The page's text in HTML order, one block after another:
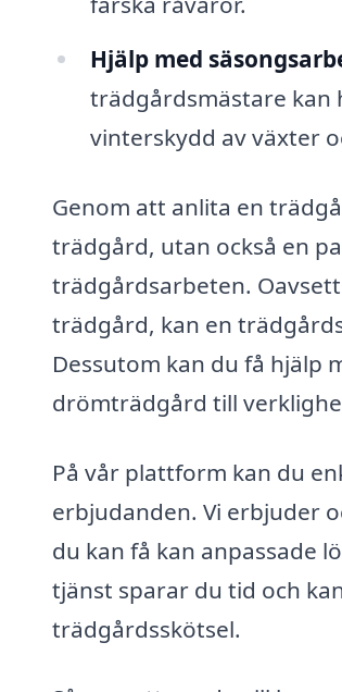
Hjälp med
trädgårdsmästare kan
vinterskydd av växter
Genom att anlita en
trädgård, utan också en
trädgårdsarbeten.
trädgård, kan en
Dessutom kan du få
drömträdgård till
På vår plattform kan du
erbjudanden. Vi erbjuder
du kan få kan anpassade
tjänst sparar du tid och
trädgårdsskötsel.